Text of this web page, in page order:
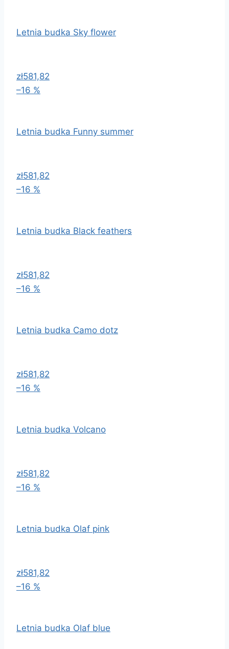
Letnia budka Sky flower
zł581,82
–16 %
Letnia budka Funny summer
zł581,82
–16 %
Letnia budka Black feathers
zł581,82
–16 %
Letnia budka Camo dotz
zł581,82
–16 %
Letnia budka Volcano
zł581,82
–16 %
Letnia budka Olaf pink
zł581,82
–16 %
Letnia budka Olaf blue